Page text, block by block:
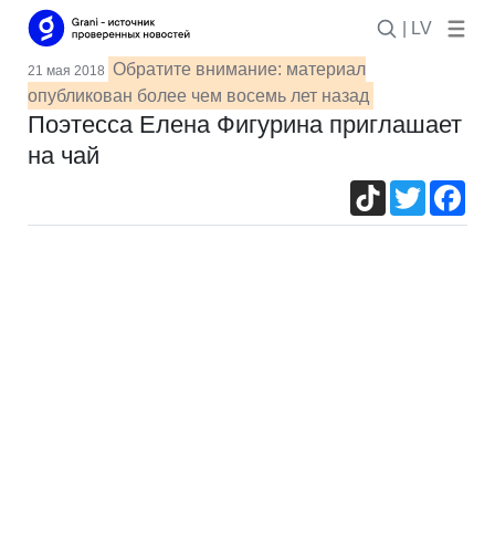
| LV
21 мая 2018 Обратите внимание: материал
опубликован более чем восемь лет назад
Поэтесса Елена Фигурина приглашает
на чай
TikTokTwitter